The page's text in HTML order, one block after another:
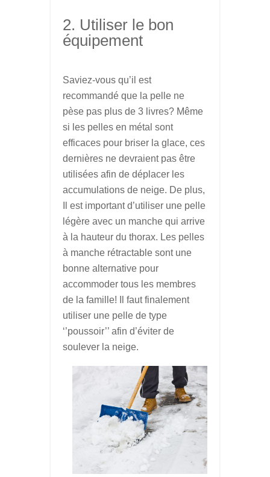
2. Utiliser le bon
équipement
Saviez-vous qu’il est
recommandé que la pelle ne
pèse pas plus de 3 livres? Même
si les pelles en métal sont
efficaces pour briser la glace, ces
dernières ne devraient pas être
utilisées afin de déplacer les
accumulations de neige. De plus,
Il est important d’utiliser une pelle
légère avec un manche qui arrive
à la hauteur du thorax. Les pelles
à manche rétractable sont une
bonne alternative pour
accommoder tous les membres
de la famille! Il faut finalement
utiliser une pelle de type
‘’poussoir’’ afin d’éviter de
soulever la neige.